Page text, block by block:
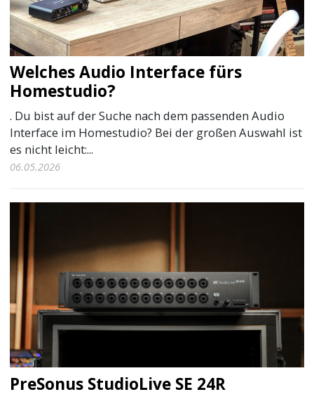
Welches Audio Interface fürs
Homestudio?
. Du bist auf der Suche nach dem passenden Audio
Interface im Homestudio? Bei der großen Auswahl ist
es nicht leicht:...
06.05.2026
PreSonus StudioLive SE 24R